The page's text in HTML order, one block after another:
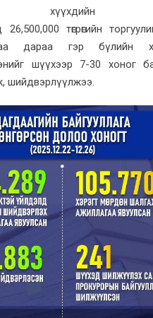
хүүхдийн
26,500,000 төгрөгийн
дараа гэр бүлийн
шүүхээр 7-30 хоног
шийдвэрлүүлжээ.